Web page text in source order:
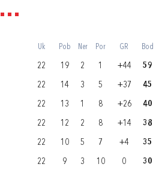
Uk Pob Ner Por GR Bod
22 19 2 1 +44 59
22 14 3 5 +37 45
22 13 1 8 +26 40
22 12 2 8 +14 38
22 10 5 7 +4 35
22 9 3 10 0 30